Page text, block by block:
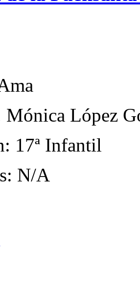
López
17ª Infantil
N/A